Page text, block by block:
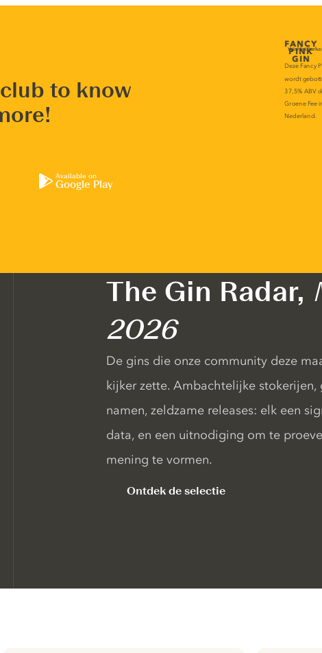
to know
Available on
Google Play
The Gin Radar,
2026
De gins die onze community deze
kijker zette. Ambachtelijke stokerijen,
namen, zeldzame releases: elk een
data, en een uitnodiging om te
mening te vormen.
Ontdek de selectie